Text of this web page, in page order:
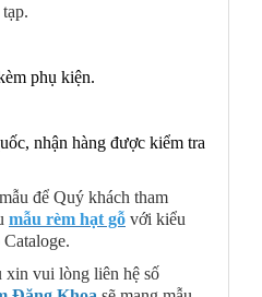
phụ kiện.
nhận hàng được kiểm tra
để Quý khách tham
mẫu rèm hạt gỗ với kiểu
xin vui lòng liên hệ số